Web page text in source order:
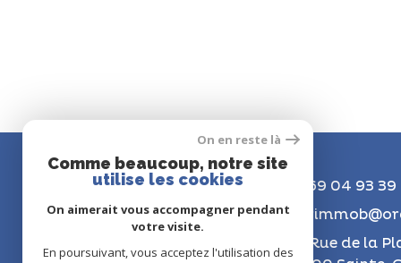
01 69 04 93 39
42 Rue de la
On en reste là
Comme beaucoup, notre site
utilise les cookies
On aimerait vous accompagner pendant
votre visite.
En poursuivant, vous acceptez l'utilisation des